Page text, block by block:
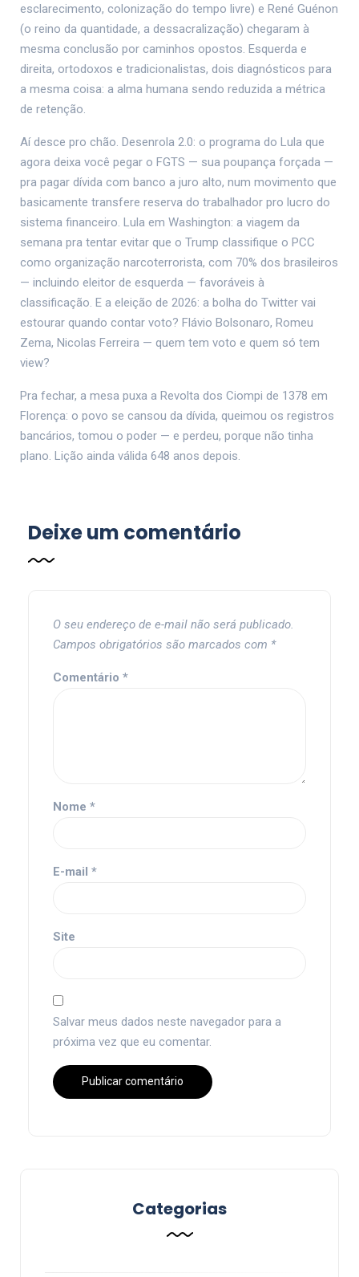
esclarecimento, colonização do tempo livre) e René Guénon
(o reino da quantidade, a dessacralização) chegaram à
mesma conclusão por caminhos opostos. Esquerda e
direita, ortodoxos e tradicionalistas, dois diagnósticos para
a mesma coisa: a alma humana sendo reduzida a métrica
de retenção.
Aí desce pro chão. Desenrola 2.0: o programa do Lula que
agora deixa você pegar o FGTS — sua poupança forçada —
pra pagar dívida com banco a juro alto, num movimento que
basicamente transfere reserva do trabalhador pro lucro do
sistema financeiro. Lula em Washington: a viagem da
semana pra tentar evitar que o Trump classifique o PCC
como organização narcoterrorista, com 70% dos brasileiros
— incluindo eleitor de esquerda — favoráveis à
classificação. E a eleição de 2026: a bolha do Twitter vai
estourar quando contar voto? Flávio Bolsonaro, Romeu
Zema, Nicolas Ferreira — quem tem voto e quem só tem
view?
Pra fechar, a mesa puxa a Revolta dos Ciompi de 1378 em
Florença: o povo se cansou da dívida, queimou os registros
bancários, tomou o poder — e perdeu, porque não tinha
plano. Lição ainda válida 648 anos depois.
Deixe um comentário
O seu endereço de e-mail não será publicado.
Campos obrigatórios são marcados com *
Comentário *
Nome *
E-mail *
Site
Salvar meus dados neste navegador para a
próxima vez que eu comentar.
Categorias